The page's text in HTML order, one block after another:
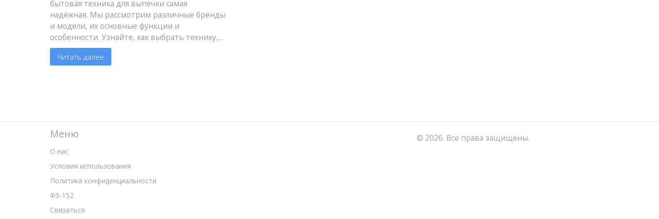
бытовая техника для выпечки самая
надёжная. Мы рассмотрим различные бренды
и модели, их основные функции и
особенности. Узнайте, как выбрать технику,
которая будет служить вам долгие годы и на
что обратить внимание при покупке.
Читать далее
Меню
О нас
Условия использования
Политика конфиденциальности
ФЗ-152
Связаться
© 2026. Все права защищены.